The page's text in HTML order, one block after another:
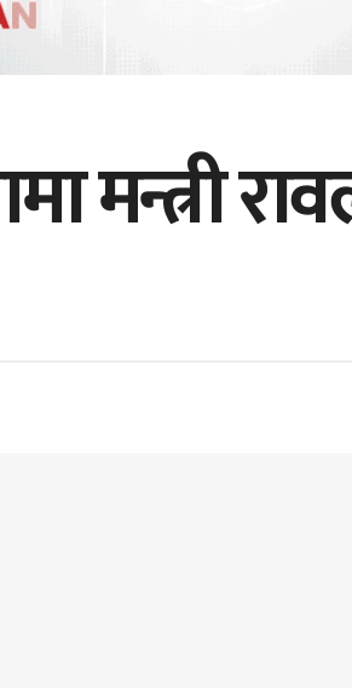
मन्त्री